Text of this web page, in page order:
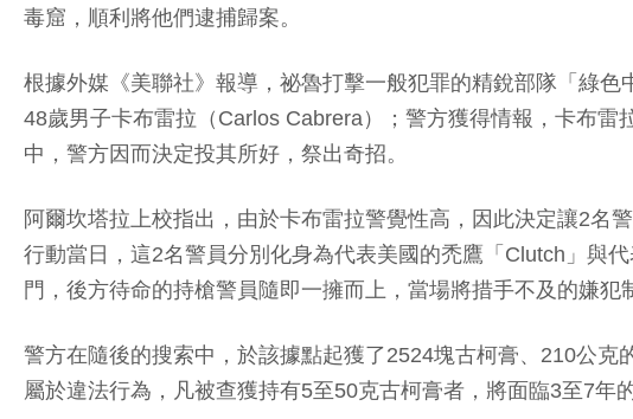
毒窟，順利將他們逮捕歸案。
根據外媒《美聯社》報導，祕魯打擊一般犯罪的精銳部隊「綠
48歲男子卡布雷拉（Carlos Cabrera）；警方獲得情報，卡布
中，警方因而決定投其所好，祭出奇招。
阿爾坎塔拉上校指出，由於卡布雷拉警覺性高，因此決定讓2名
行動當日，這2名警員分別化身為代表美國的禿鷹「Clutch」與
門，後方待命的持槍警員隨即一擁而上，當場將措手不及的嫌犯
警方在隨後的搜索中，於該據點起獲了2524塊古柯膏、210公
屬於違法行為，凡被查獲持有5至50克古柯膏者，將面臨3至7年